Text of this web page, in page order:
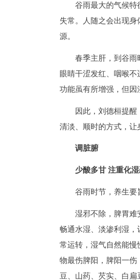
谷雨最大的气候特
失常。人随之会出现
源。
春季主肝，到谷雨
眼睛干涩发红、咽喉
功能虽有所增强，但因
因此，刘德桓提醒
清淡、顺时的方式，让
调脏腑
少酸多甘 注重化
谷雨时节，养生要
湿邪不除，脾胃难
畅通水湿、淡渗利湿
常运转，湿气自然能慢
物最伤脾阳，脾阳一伤
豆、山药、芡实、白